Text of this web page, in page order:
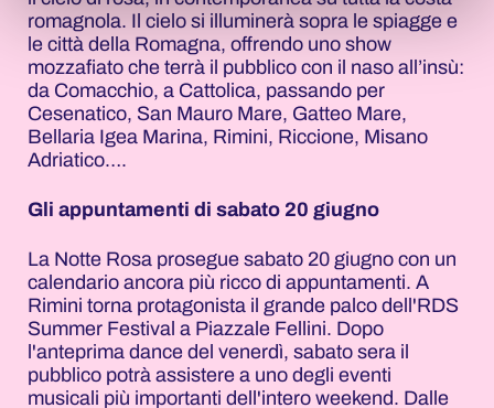
romagnola. Il cielo si illuminerà sopra le spiagge e
le città della Romagna, offrendo uno show
mozzafiato che terrà il pubblico con il naso all’insù:
da Comacchio, a Cattolica, passando per
Cesenatico, San Mauro Mare, Gatteo Mare,
Bellaria Igea Marina, Rimini, Riccione, Misano
Adriatico….
Gli appuntamenti di sabato 20 giugno
La Notte Rosa prosegue sabato 20 giugno con un
calendario ancora più ricco di appuntamenti. A
Rimini torna protagonista il grande palco dell'RDS
Summer Festival a Piazzale Fellini. Dopo
l'anteprima dance del venerdì, sabato sera il
pubblico potrà assistere a uno degli eventi
musicali più importanti dell'intero weekend. Dalle